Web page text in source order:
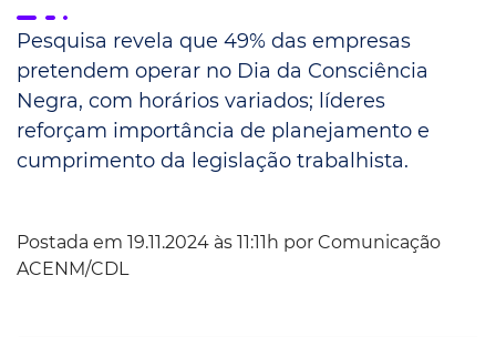
Pesquisa revela que 49% das empresas
pretendem operar no Dia da Consciência
Negra, com horários variados; líderes
reforçam importância de planejamento e
cumprimento da legislação trabalhista.
Postada em 19.11.2024 às 11:11h por Comunicação
ACENM/CDL